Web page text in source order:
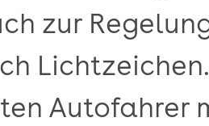
zur
Autofahrer